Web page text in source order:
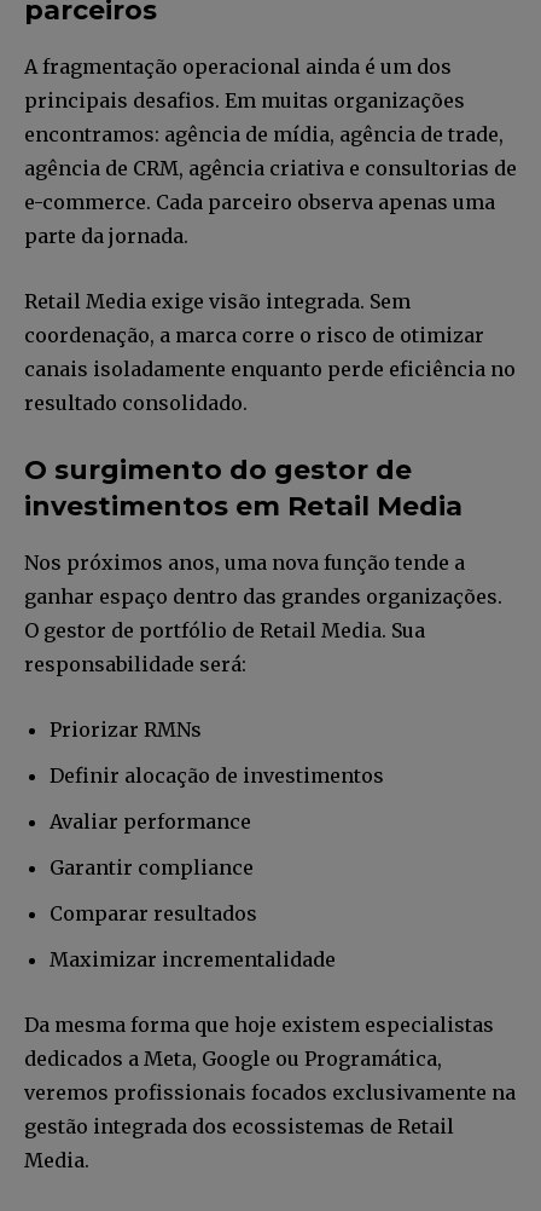
parceiros
A fragmentação operacional ainda é um dos
principais desafios. Em muitas organizações
encontramos: agência de mídia, agência de trade,
agência de CRM, agência criativa e consultorias de
e-commerce. Cada parceiro observa apenas uma
parte da jornada.
Retail Media exige visão integrada. Sem
coordenação, a marca corre o risco de otimizar
canais isoladamente enquanto perde eficiência no
resultado consolidado.
O surgimento do gestor de
investimentos em Retail Media
Nos próximos anos, uma nova função tende a
ganhar espaço dentro das grandes organizações.
O gestor de portfólio de Retail Media. Sua
responsabilidade será:
Priorizar RMNs
Definir alocação de investimentos
Avaliar performance
Garantir compliance
Comparar resultados
Maximizar incrementalidade
Da mesma forma que hoje existem especialistas
dedicados a Meta, Google ou Programática,
veremos profissionais focados exclusivamente na
gestão integrada dos ecossistemas de Retail
Media.